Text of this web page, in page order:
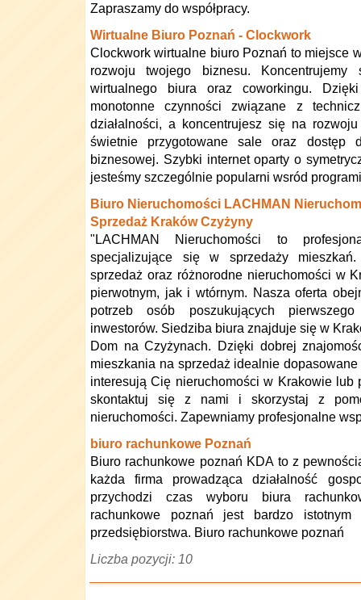
Zapraszamy do współpracy.
Wirtualne Biuro Poznań - Clockwork
Clockwork wirtualne biuro Poznań to miejsce
rozwoju twojego biznesu.
wirtualnego biura oraz coworkingu.
monotonne czynności związane z
działalności, a koncentrujesz się na
świetnie przygotowane sale oraz dostęp
biznesowej. Szybki internet oparty o
jesteśmy szczególnie popularni wsród
Biuro Nieruchomości LACHMAN
Sprzedaż Kraków Czyżyny
"LACHMAN Nieruchomości to
specjalizujące się w sprzedaży
sprzedaż oraz różnorodne nieruchomości w
pierwotnym, jak i wtórnym. Nasza oferta
potrzeb osób poszukujących
inwestorów. Siedziba biura znajduje się w
Dom na Czyżynach. Dzięki dobrej
mieszkania na sprzedaż idealnie
interesują Cię nieruchomości w Krakowie lub
skontaktuj się z nami i skorzystaj z
nieruchomości. Zapewniamy profesjonalne
biuro rachunkowe Poznań
Biuro rachunkowe poznań KDA to z
każda firma prowadząca działalność
przychodzi czas wyboru biura
rachunkowe poznań jest bardzo istotnym
przedsiębiorstwa. Biuro rachunkowe poznań
Liczba pozycji: 10